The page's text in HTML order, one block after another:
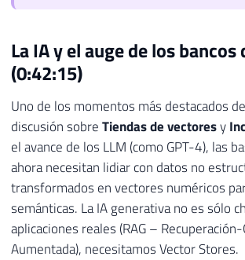
La IA y el auge de los
(0:42:15)
Uno de los momentos más destacados
discusión sobreTiendas de vectoresy
el avance de los LLM (como GPT-4), las
ahora necesitan lidiar con datos no
transformados en vectores numéricos
semánticas. La IA generativa no es sólo
aplicaciones reales (RAG –
Aumentada), necesitamos Vector Stores.